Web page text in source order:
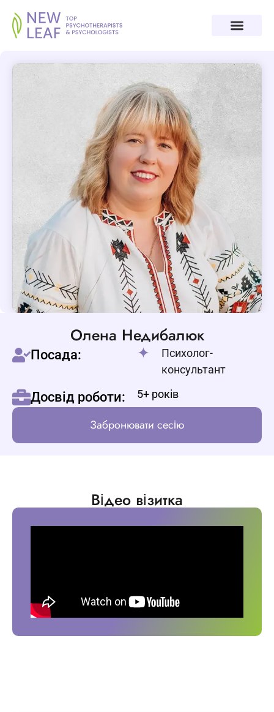
Олена Недибалюк
Посада:
Психолог-
консультант
Досвід роботи: 5+ років
Забронювати сесію
Відео візитка